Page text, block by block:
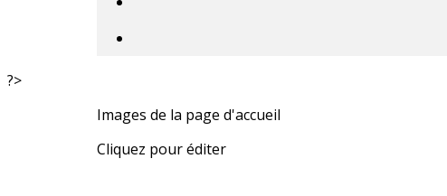
?>
Images de la page d'accueil
Cliquez pour éditer